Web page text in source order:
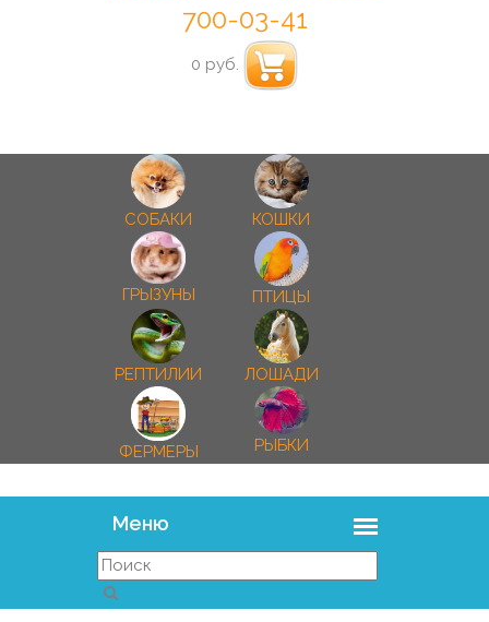
700-03-41
0 руб.
СОБАКИ КОШКИ
ГРЫЗУНЫ ПТИЦЫ
РЕПТИЛИИ ЛОШАДИ
ФЕРМЕРЫ РЫБКИ